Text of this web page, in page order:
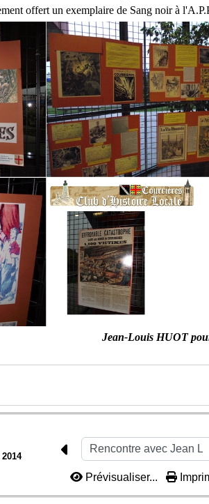
offert un exemplaire de Sang noir à
Jean-Louis HUOT
2014
Prévisualiser...